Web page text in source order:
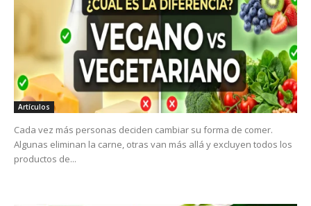
Artículos
Cada vez más personas deciden cambiar su forma de comer.
Algunas eliminan la carne, otras van más allá y excluyen todos los
productos de...